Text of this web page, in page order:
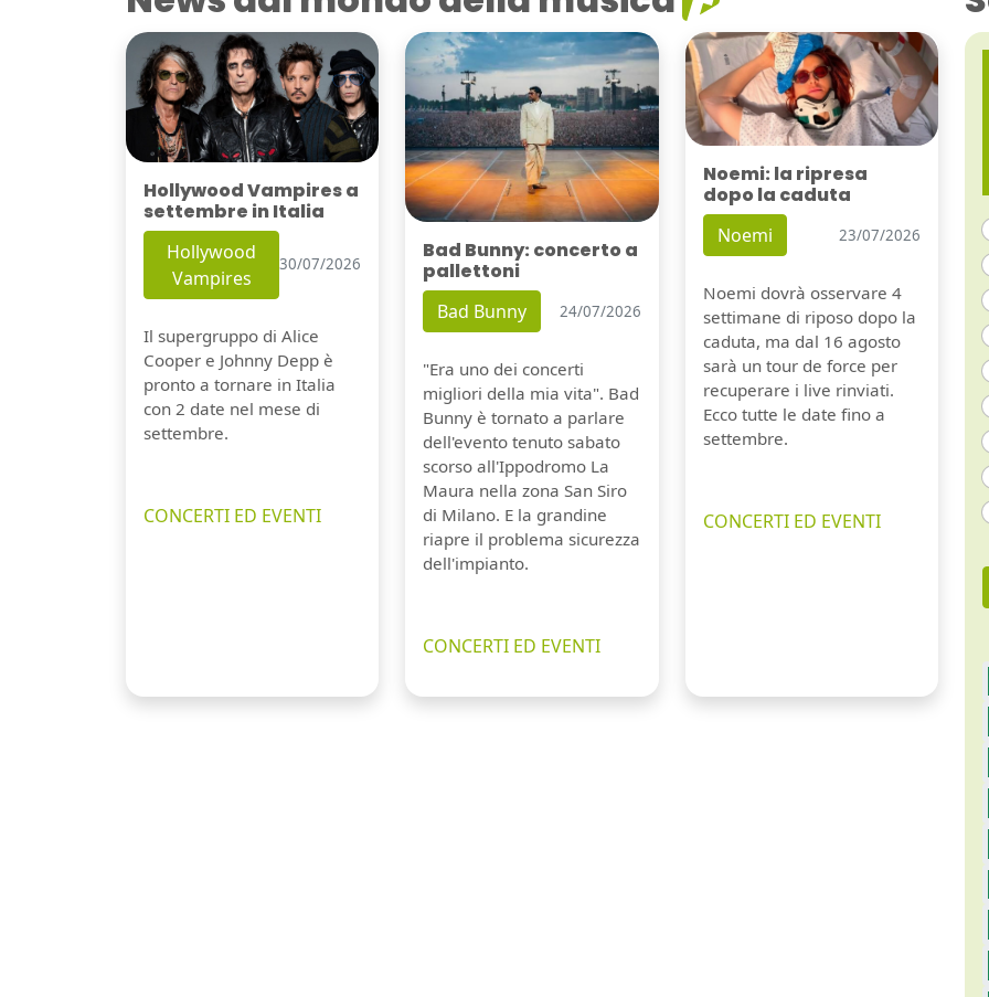
Hollywood Vampires a
settembre in Italia
Hollywood
Vampires
30/07/2026
Il supergruppo di Alice
Cooper e Johnny Depp è
pronto a tornare in Italia
con 2 date nel mese di
settembre.
CONCERTI ED EVENTI
Bad Bunny: concerto a
pallettoni
Bad Bunny 24/07/2026
"Era uno dei concerti
migliori della mia vita". Bad
Bunny è tornato a parlare
dell'evento tenuto sabato
scorso all'Ippodromo La
Maura nella zona San Siro
di Milano. E la grandine
riapre il problema sicurezza
dell'impianto.
CONCERTI ED EVENTI
Noemi: la ripresa
dopo la caduta
Noemi 23/07/2026
Noemi dovrà osservare 4
settimane di riposo dopo la
caduta, ma dal 16 agosto
sarà un tour de force per
recuperare i live rinviati.
Ecco tutte le date fino a
settembre.
CONCERTI ED EVENTI